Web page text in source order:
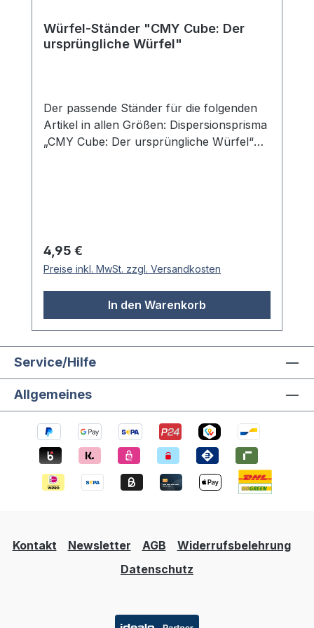
Altersangabe: ab 5 Jahre
Würfel-Ständer "CMY Cube: Der
ursprüngliche Würfel"
Der passende Ständer für die folgenden
Artikel in allen Größen: Dispersionsprisma
„CMY Cube: Der ursprüngliche Würfel“
Der Y-Würfel“ Dispersionsprisma „CMY
Cube: Der K-Würfel“. Dieser praktische
Acrylständer bietet eine stabile
Aufbewahrung und optimale Präsentation
Ihrer CMY Cube Dispersionsprismen. Die
dreieckige Form sorgt für sicheren Halt
und ermöglicht eine ansprechende
Ausstellung der optischen Würfel. Das
transparente Material fügt sich unauffällig
in jede Umgebung ein und lenkt den Blick
auf das eigentliche Prisma. Ideal für
Sammler, Schreibtisch oder als
Geschenkzubehör. Maße (L × B × H): 6,5
× 7,5 × 2,0 cm Altersangabe: ab 5 Jahre
Regulärer Preis:
4,95 €
Preise inkl. MwSt. zzgl. Versandkosten
In den Warenkorb
Service/Hilfe
Allgemeines
Kontakt Newsletter AGB
Widerrufsbelehrung
Datenschutz